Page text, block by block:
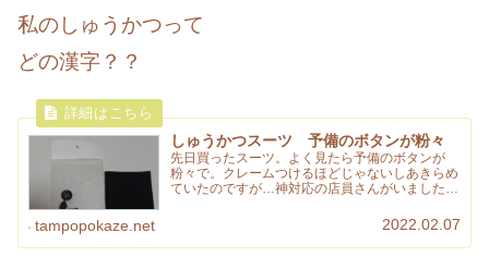
私のしゅうかつって
どの漢字？？
しゅうかつスーツ 予備のボタンが粉々
先日買ったスーツ。よく見たら予備のボタンが
粉々で。クレームつけるほどじゃないしあきらめ
ていたのですが…神対応の店員さんがいました！
tampopokaze.net 2022.02.07